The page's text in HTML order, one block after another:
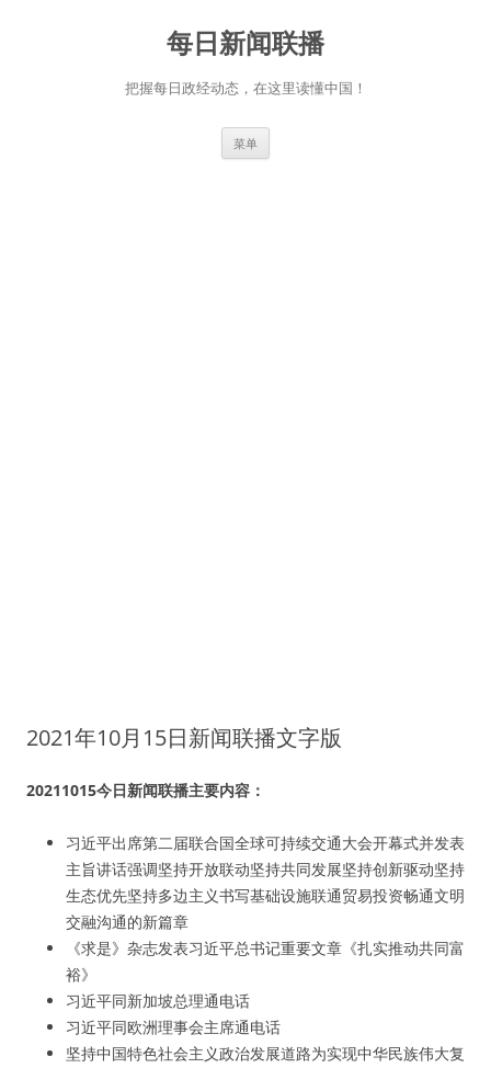
每日新闻联播
把握每日政经动态，在这里读懂中国！
菜单
2021年10月15日新闻联播文字版
20211015今日新闻联播主要内容：
习近平出席第二届联合国全球可持续交通大会开幕式并发表
主旨讲话强调坚持开放联动坚持共同发展坚持创新驱动坚持
生态优先坚持多边主义书写基础设施联通贸易投资畅通文明
交融沟通的新篇章
《求是》杂志发表习近平总书记重要文章《扎实推动共同富
裕》
习近平同新加坡总理通电话
习近平同欧洲理事会主席通电话
坚持中国特色社会主义政治发展道路为实现中华民族伟大复